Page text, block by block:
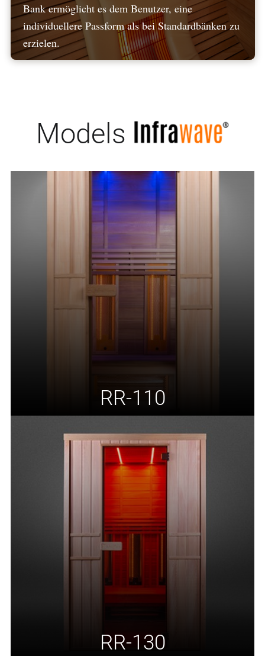
Bank ermöglicht es dem Benutzer, eine
individuellere Passform als bei Standardbänken zu
erzielen.
Models
RR-110
RR-130